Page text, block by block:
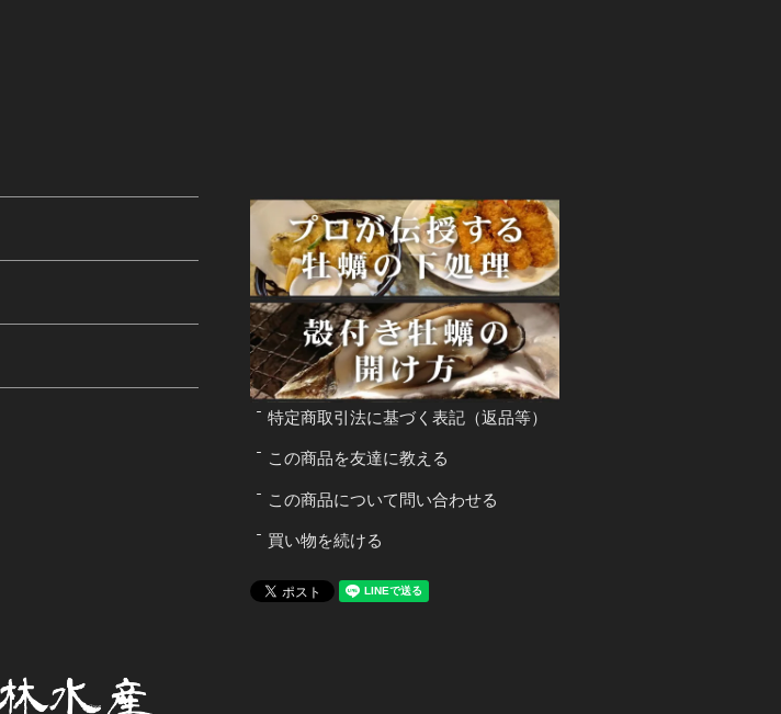
特定商取引法に基づく表記（返品等）
この商品を友達に教える
この商品について問い合わせる
買い物を続ける